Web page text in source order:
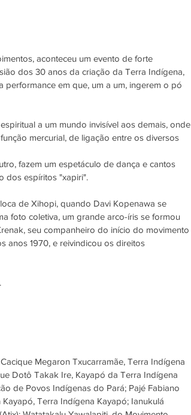
aconteceu um evento de forte
dos 30 anos da criação da Terra Indígena,
performance em que, um a um, ingerem o pó
a um mundo invisível aos demais, onde
mercurial, de ligação entre os diversos
fazem um espetáculo de dança e cantos
dos espíritos "xapiri".
de Xihopi, quando Davi Kopenawa se
foto coletiva, um grande arco-íris se formou
seu companheiro do início do movimento
anos 1970, e reivindicou os direitos
Megaron Txucarramãe, Terra Indígena
Dotô Takak Ire, Kayapó da Terra Indígena
de Povos Indígenas do Pará; Pajé Fabiano
Terra Indígena Kayapó; Ianukulá